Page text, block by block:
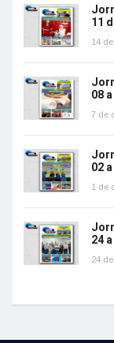
11
14
08
7 de
02
1 de
24
24